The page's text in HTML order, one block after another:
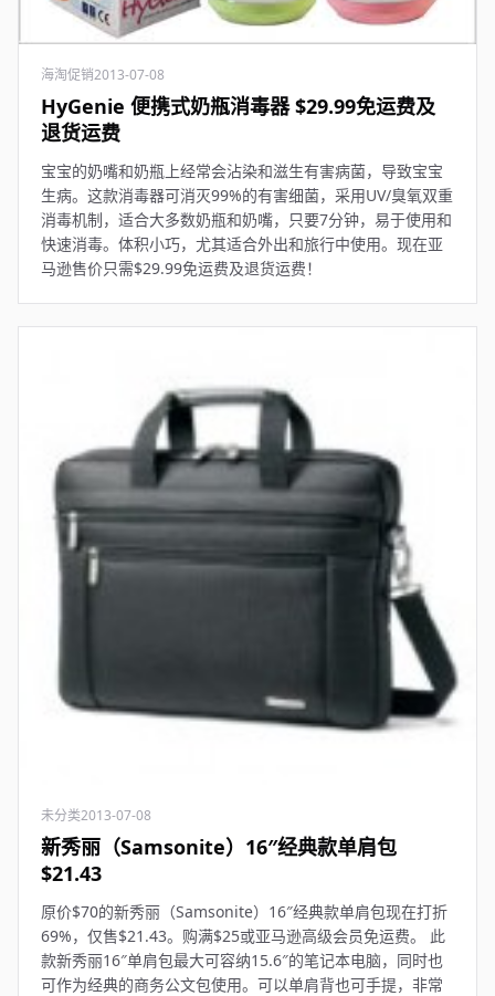
海淘促销2013-07-08
HyGenie 便携式奶瓶消毒器 $29.99免运费及
退货运费
宝宝的奶嘴和奶瓶上经常会沾染和滋生有害病菌，导致宝宝
生病。这款消毒器可消灭99%的有害细菌，采用UV/臭氧双重
消毒机制，适合大多数奶瓶和奶嘴，只要7分钟，易于使用和
快速消毒。体积小巧，尤其适合外出和旅行中使用。现在亚
马逊售价只需$29.99免运费及退货运费！
未分类2013-07-08
新秀丽（Samsonite）16″经典款单肩包
$21.43
原价$70的新秀丽（Samsonite）16″经典款单肩包现在打折
69%，仅售$21.43。购满$25或亚马逊高级会员免运费。 此
款新秀丽16″单肩包最大可容纳15.6″的笔记本电脑，同时也
可作为经典的商务公文包使用。可以单肩背也可手提，非常